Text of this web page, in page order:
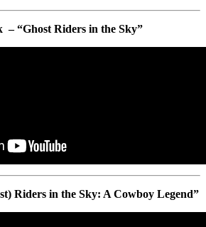
– “Ghost Riders in the Sky”
Riders in the Sky: A Cowboy Legend”